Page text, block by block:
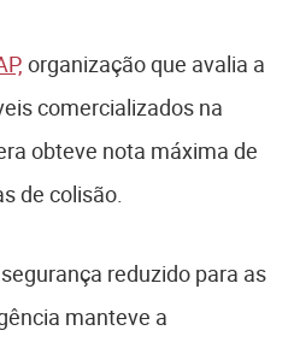
organização que avalia a
comercializados na
obteve nota máxima de
de colisão.
reduzido para as
manteve a